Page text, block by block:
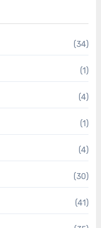
(34)
(1)
(4)
(1)
(4)
(30)
(41)